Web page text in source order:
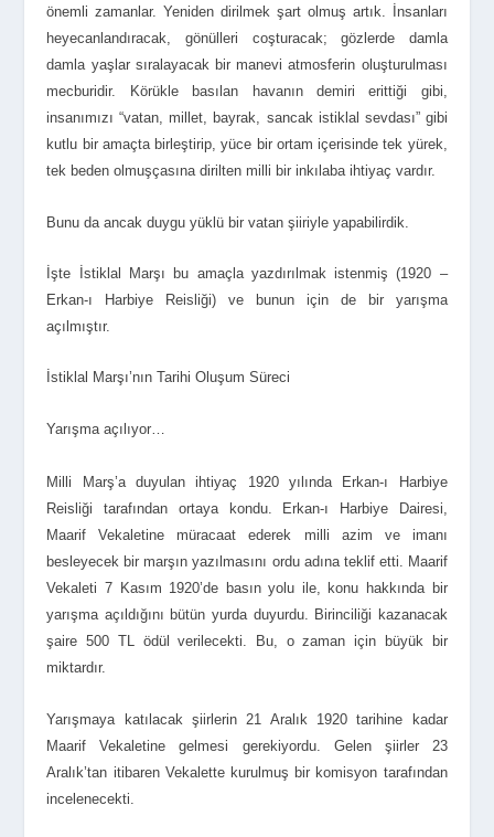
önemli zamanlar. Yeniden dirilmek şart olmuş artık. İnsanları
heyecanlandıracak, gönülleri coşturacak; gözlerde damla
damla yaşlar sıralayacak bir manevi atmosferin oluşturulması
mecburidir. Körükle basılan havanın demiri erittiği gibi,
insanımızı “vatan, millet, bayrak, sancak istiklal sevdası” gibi
kutlu bir amaçta birleştirip, yüce bir ortam içerisinde tek yürek,
tek beden olmuşçasına dirilten milli bir inkılaba ihtiyaç vardır.
Bunu da ancak duygu yüklü bir vatan şiiriyle yapabilirdik.
İşte İstiklal Marşı bu amaçla yazdırılmak istenmiş (1920 –
Erkan-ı Harbiye Reisliği) ve bunun için de bir yarışma
açılmıştır.
İstiklal Marşı’nın Tarihi Oluşum Süreci
Yarışma açılıyor…
Milli Marş’a duyulan ihtiyaç 1920 yılında Erkan-ı Harbiye
Reisliği tarafından ortaya kondu. Erkan-ı Harbiye Dairesi,
Maarif Vekaletine müracaat ederek milli azim ve imanı
besleyecek bir marşın yazılmasını ordu adına teklif etti. Maarif
Vekaleti 7 Kasım 1920’de basın yolu ile, konu hakkında bir
yarışma açıldığını bütün yurda duyurdu. Birinciliği kazanacak
şaire 500 TL ödül verilecekti. Bu, o zaman için büyük bir
miktardır.
Yarışmaya katılacak şiirlerin 21 Aralık 1920 tarihine kadar
Maarif Vekaletine gelmesi gerekiyordu. Gelen şiirler 23
Aralık’tan itibaren Vekalette kurulmuş bir komisyon tarafından
incelenecekti.